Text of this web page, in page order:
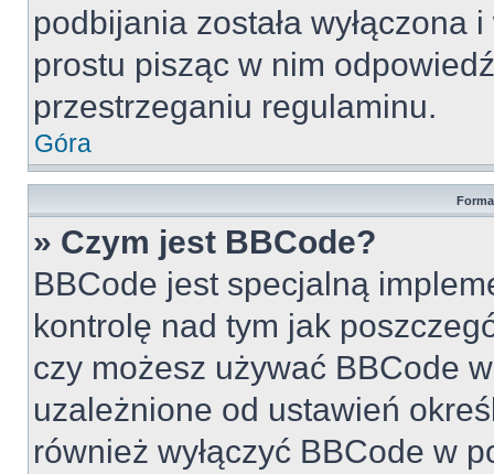
podbijania została
prostu pisząc w nim
przestrzeganiu regulaminu.
Góra
» Czym jest BBCode?
BBCode jest specjalną
kontrolę nad tym jak
czy możesz używać BBCode
uzależnione od ustawień
również wyłączyć BBCode w